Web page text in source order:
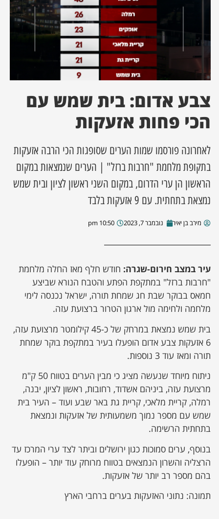
השבוע
מקומית
עסקים
צבע אדום: בית שמש עם
הכי פחות אזעקות
לאחרונה פורסמו שמות הערים שסופגות הכי הרבה אזעקות
בתקופת מלחמת "חרבות ברזל" | הערים שנמצאות במקום
הראשון הן ערי הדרום, במקום השני ראשון לציון ובית שמש
נמצאת בתחתית. עם 9 אזעקות בלבד
מירב בן יאיר נובמבר 7, 2023 10:50 pm
עיר במצב חירום-שגרה: חודש חלף מאז החלה מלחמת
"חרבות ברזל" במתקפת הפתע והטבח הנורא שביצע
חמאס בבוקר שבת חג שמחת תורה, ישראל נכנסה לימי
מלחמה ולחימה מול ארגון הטרור ברצועת עזה.
בית שמש נמצאת במרחק של כ-45 קילומטר מרצועת עזה,
6 אזעקות צבע אדום הופעלו בעיר במתקפת בוקר שמחת
תורה ומאז עוד 3 נוספות.
ניתוח מיוחד שנעשה מציג כי מבין הערים בטווח 50 ק"מ
מרצועת עזה, ביניהם אשדוד, רחובות, ראשון לציון, יבנה,
רמלה, קריית מלאכי, קריית גת באר שבע ועוד – העיר בית
שמש עם מספר נמוך משמעותית של אזעקות ונמצאת
בתחתית הרשימה.
בנוסף, ערים סמוכות כגון ירושלים וביתר לצד ערי המרכז עד
הרצליה והשרון הנמצאים בטווח מרוחק עוד יותר – הופעלו
בהם מספר רב יותר של אזעקות.
תמונה: נתוני האזעקות בערים ברחבי הארץ